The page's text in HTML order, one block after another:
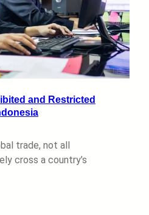
and Restricted
trade, not all
cross a country’s